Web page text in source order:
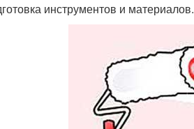
инструментов и материалов.